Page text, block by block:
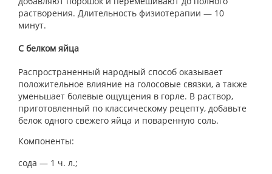
растворения. Длительность физиотерапии — 10
минут.
С белком яйца
Распространенный народный способ оказывает
положительное влияние на голосовые связки, а также
уменьшает болевые ощущения в горле. В раствор,
приготовленный по классическому рецепту, добавьте
белок одного свежего яйца и поваренную соль.
Компоненты:
сода — 1 ч. л.;